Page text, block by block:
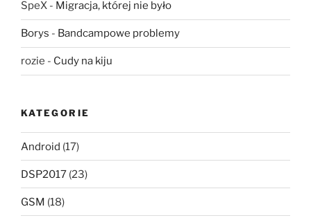
SpeX - Migracja, której nie było
Borys - Bandcampowe problemy
rozie - Cudy na kiju
KATEGORIE
Android (17)
DSP2017 (23)
GSM (18)